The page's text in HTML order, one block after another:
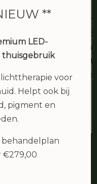
bij
Joan is
waar ze het
keren een
Heerlijk de
mijn huid (die
goed op doet.
de fijne en
webshop als
**
LED-
thuisgebruik
voor
Helpt ook bij
pigment en
behandelplan
€279,00